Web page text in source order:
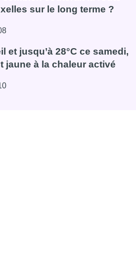
sur le long terme ?
: combien coûterait la route
et jusqu’à 28°C ce samedi,
jaune à la chaleur activé
soleil et jusqu’à 28°C ce samedi,
Instagram